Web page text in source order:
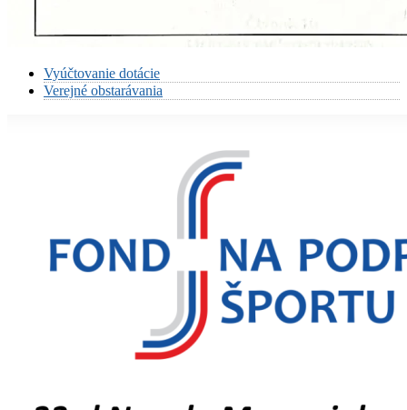
Vyúčtovanie dotácie
Verejné obstarávania